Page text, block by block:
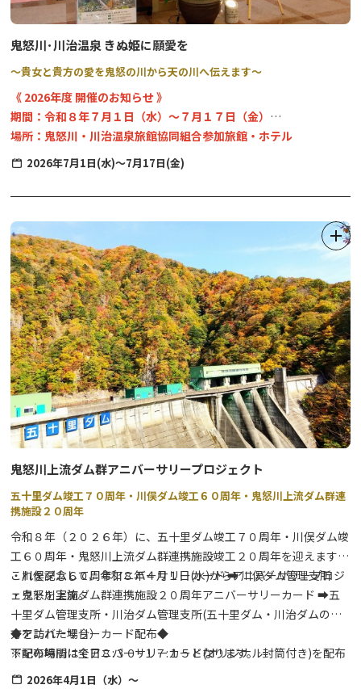
▶川治温泉（男鹿川）でも開催！
鬼怒川･川治温泉 きぬ姫に願愛を
～貴女と貴方の愛を鬼怒の川から天の川へ伝えます～
《 2026年度 開催のお知らせ 》
期間：令和８年７月１日（水）～７月１７日（金）
場所：鬼怒川・川治温泉旅館協同組合参加旅館・ホテル
お焚き上げ：７月１７日（金）１４：００～ 楯岩鬼怒姫神社（た
ていわきぬひめじんじゃ）
※七夕飾りの設置状況等、詳細につきましては、ご宿泊になられる
テーマは”愛”。
男女の愛・親子愛・家族愛・友愛など、「愛＝幸福」を願う特別な
期間、鬼怒川・川治温泉の各参加旅館・ホテルでは、七夕飾りでお
客様をお迎えします。
イベント期間中、参加宿泊施設では、それぞれに趣向を凝らした七
夕飾りを設置します。
◆ご宿泊のお客様◆
館内に設置されている短冊に願い事を書いて笹竹に結んでいただけ
るようになっています。
期間最終日には、皆様の願いをお焚き上げで天の川に運びます。
この機会に、ぜひ願愛（ねがい）を込めてみませんか？
2026年7月1日(水)～7月17日(金)
鬼怒川上流ダム群アニバーサリープロジェクト
五十里ダム竣工７０周年・川俣ダム竣工６０周年・鬼怒川上流ダム群連
携施設２０周年
令和８年（２０２６年）に、五十里ダム竣工７０周年・川俣ダム竣
工６０周年・鬼怒川上流ダム群連携施設竣工２０周年を迎えます。
これを記念して、令和８年４月１日(水)からアニバーサリープロジ
ェクトを実施。
◆アニバーサリーカード配布◆
下記の場所にてアニバーサリーカード(オリジナル封筒付き)を配布
します。
・川俣ダム６０周年アニバーサリーカード ➡ 川俣ダム管理支所
・鬼怒川上流ダム群連携施設２０周年アニバーサリーカード ➡五
十里ダム管理支所・川治ダム管理支所(五十里ダム・川治ダムの両
方を訪れた場合）
※配布時間は全日８:３０~１７:１５となります。
※職員の手渡しとなるため、ダム管理支所のインターホンを押して
2026年4月1日（水）～